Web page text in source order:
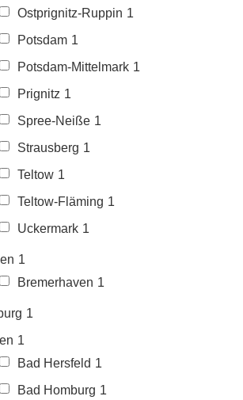
Ostprignitz-Ruppin 1
Potsdam 1
Potsdam-Mittelmark 1
Prignitz 1
Spree-Neiße 1
Strausberg 1
Teltow 1
Teltow-Fläming 1
Uckermark 1
1
Bremerhaven 1
1
1
Bad Hersfeld 1
Bad Homburg 1